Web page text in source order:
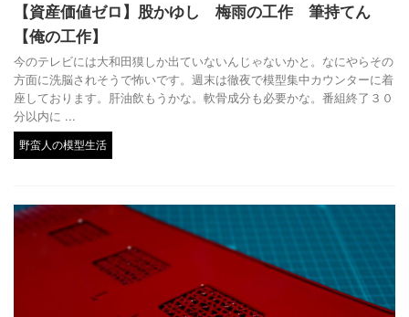
【資産価値ゼロ】股かゆし 梅雨の工作 筆持てん
【俺の工作】
今のテレビには大和田獏しか出ていないんじゃないかと。なにやらその
方面に洗脳されそうで怖いです。週末は徹夜で模型集中カウンターに着
座しております。肝油飲もうかな。軟骨成分も必要かな。番組終了３０
分以内に ...
野蛮人の模型生活